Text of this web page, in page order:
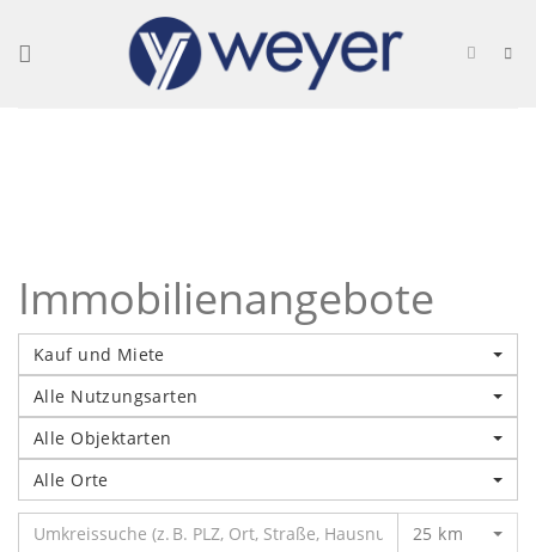
content
Immobilienangebote
Kauf und Miete
Alle Nutzungsarten
Alle Objektarten
Alle Orte
25 km